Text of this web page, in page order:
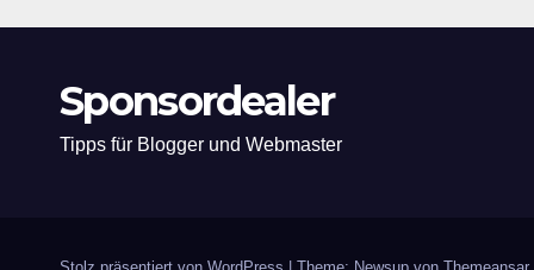
Sponsordealer
Tipps für Blogger und Webmaster